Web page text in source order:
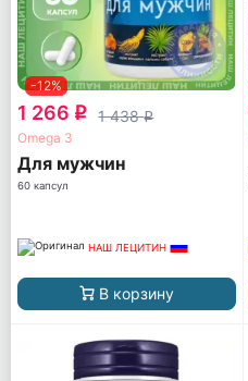
-12%
1 266 q 1 438q
Omega 3
Для мужчин
60 капсул
НАШ ЛЕЦИТИН
В корзину